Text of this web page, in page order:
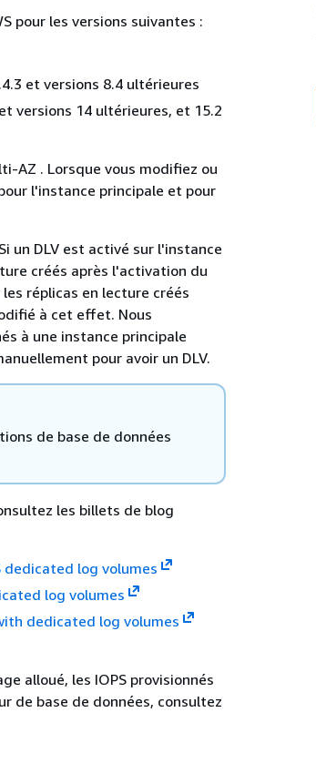
pour les versions suivantes :
et versions 8.4 ultérieures
versions 14 ultérieures, et 15.2
AZ . Lorsque vous modifiez ou
l'instance principale et pour
un DLV est activé sur l'instance
créés après l'activation du
réplicas en lecture créés
à cet effet. Nous
à une instance principale
pour avoir un DLV.
de base de données
les billets de blog
dedicated log volumes
log volumes
dedicated log volumes
alloué, les IOPS provisionnés
de base de données, consultez